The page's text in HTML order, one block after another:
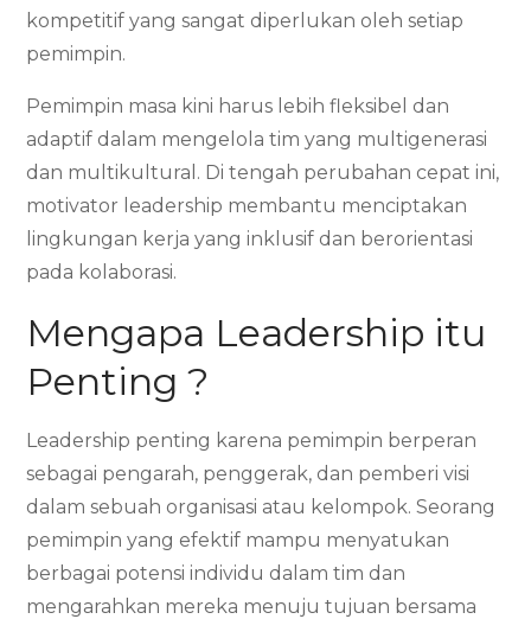
kompetitif yang sangat diperlukan oleh setiap
pemimpin.
Pemimpin masa kini harus lebih fleksibel dan
adaptif dalam mengelola tim yang multigenerasi
dan multikultural. Di tengah perubahan cepat ini,
motivator leadership membantu menciptakan
lingkungan kerja yang inklusif dan berorientasi
pada kolaborasi.
Mengapa Leadership itu
Penting ?
Leadership penting karena pemimpin berperan
sebagai pengarah, penggerak, dan pemberi visi
dalam sebuah organisasi atau kelompok. Seorang
pemimpin yang efektif mampu menyatukan
berbagai potensi individu dalam tim dan
mengarahkan mereka menuju tujuan bersama